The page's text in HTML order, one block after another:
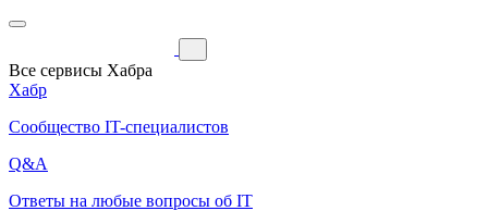
Все сервисы Хабра
Хабр
Сообщество IT-специалистов
Q&A
Ответы на любые вопросы об IT